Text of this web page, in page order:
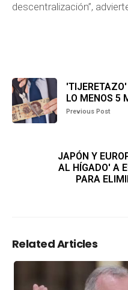
descentralización”,
LO MENOS 5
Previous Post
JAPÓN Y
AL HÍGADO' A
PARA
Related Articles